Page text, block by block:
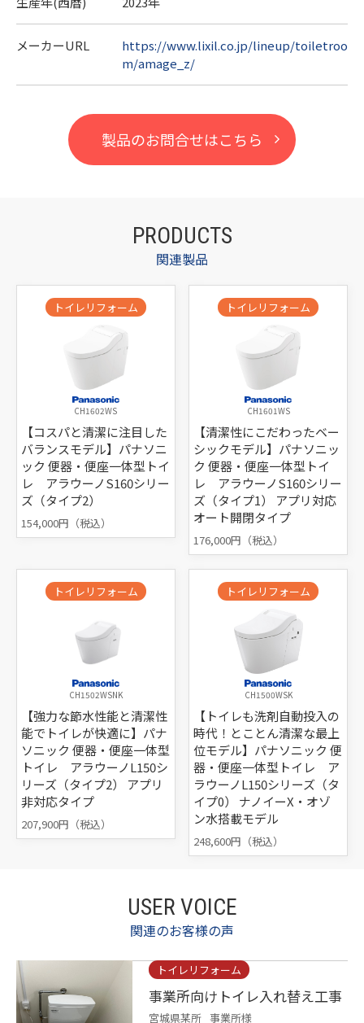
メーカーURL
https://www.lixil.co.jp/lineup/toiletroo
m/amage_z/
製品のお問合せはこちら
PRODUCTS
関連製品
トイレリフォーム
CH1602WS
【コスパと清潔に注目した
バランスモデル】パナソニ
ック 便器・便座一体型トイ
レ アラウーノS160シリー
ズ（タイプ2）
154,000円（税込）
トイレリフォーム
CH1601WS
【清潔性にこだわったベー
シックモデル】パナソニッ
ク 便器・便座一体型トイ
レ アラウーノS160シリー
ズ（タイプ1） アプリ対応
オート開閉タイプ
176,000円（税込）
トイレリフォーム
CH1502WSNK
【強力な節水性能と清潔性
能でトイレが快適に】パナ
ソニック 便器・便座一体型
トイレ アラウーノL150シ
リーズ（タイプ2） アプリ
非対応タイプ
207,900円（税込）
トイレリフォーム
CH1500WSK
【トイレも洗剤自動投入の
時代！とことん清潔な最上
位モデル】パナソニック 便
器・便座一体型トイレ ア
ラウーノL150シリーズ（タ
イプ0） ナノイーX・オゾ
ン水搭載モデル
248,600円（税込）
USER VOICE
関連のお客様の声
トイレリフォーム
事業所向けトイレ入れ替え工事
宮城県某所 事業所様